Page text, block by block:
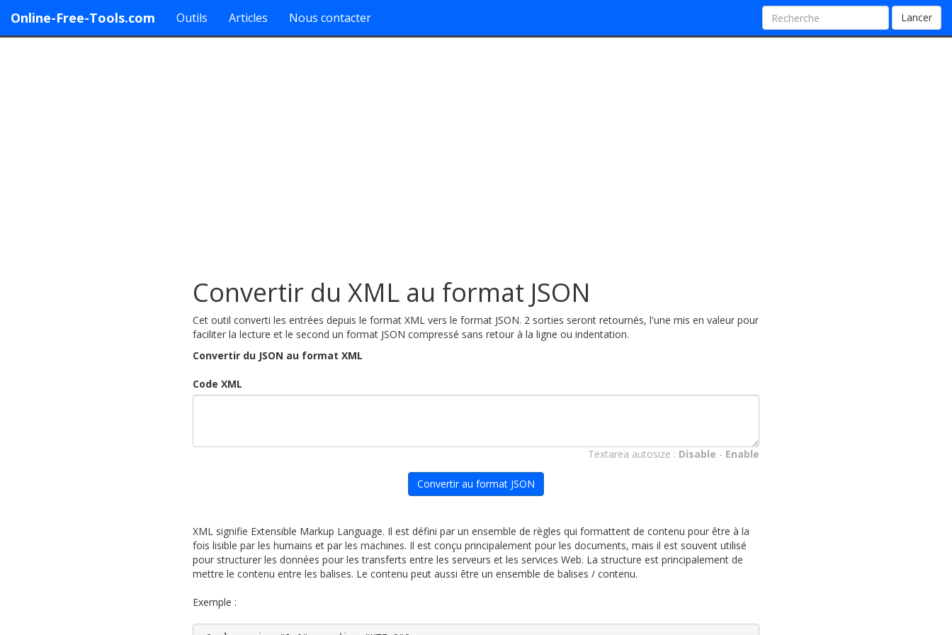
Online-Free-Tools.com Outils Articles Nous contacter Lancer
Convertir du XML au format JSON
Cet outil converti les entrées depuis le format XML vers le format JSON. 2 sorties seront retournés, l'une mis en valeur pour
faciliter la lecture et le second un format JSON compressé sans retour à la ligne ou indentation.
Convertir du JSON au format XML
Code XML
Textarea autosize : Disable - Enable
Convertir au format JSON
XML signifie Extensible Markup Language. Il est défini par un ensemble de règles qui formattent de contenu pour être à la
fois lisible par les humains et par les machines. Il est conçu principalement pour les documents, mais il est souvent utilisé
pour structurer les données pour les transferts entre les serveurs et les services Web. La structure est principalement de
mettre le contenu entre les balises. Le contenu peut aussi être un ensemble de balises / contenu.
Exemple :